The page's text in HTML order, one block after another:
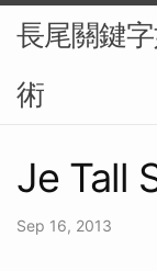
長尾關鍵
術
Je Tall
Sep 16, 2013